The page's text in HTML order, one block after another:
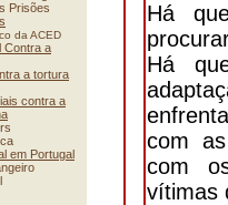
Há
Há
com
com
vítimas